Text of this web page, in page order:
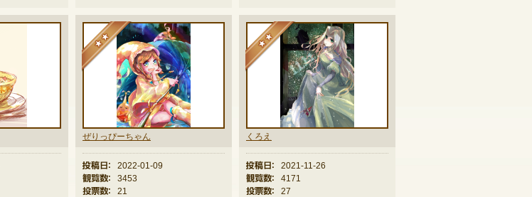
ぜりっぴーちゃん
★★
投稿日：
2022-01-09
観覧数：
3453
投票数：
21
くろえ
★★
投稿日：
2021-11-26
観覧数：
4171
投票数：
27